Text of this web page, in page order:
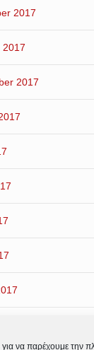
να παρέχουμε την
2017
2017
2017